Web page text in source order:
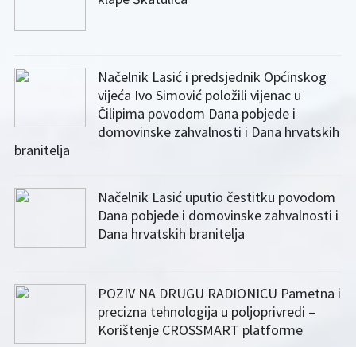
Načelnik Lasić i predsjednik Općinskog
vijeća Ivo Simović položili vijenac u
Čilipima povodom Dana pobjede i
domovinske zahvalnosti i Dana hrvatskih
branitelja
Načelnik Lasić uputio čestitku povodom
Dana pobjede i domovinske zahvalnosti i
Dana hrvatskih branitelja
POZIV NA DRUGU RADIONICU Pametna i
precizna tehnologija u poljoprivredi –
Korištenje CROSSMART platforme